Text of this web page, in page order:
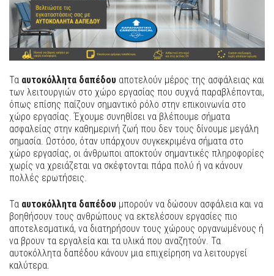
Τα αυτοκόλλητα δαπέδου αποτελούν μέρος της ασφάλειας και
των λειτουργιών στο χώρο εργασίας που συχνά παραβλέπονται,
όπως επίσης παίζουν σημαντικό ρόλο στην επικοινωνία στο
χώρο εργασίας. Έχουμε συνηθίσει να βλέπουμε σήματα
ασφαλείας στην καθημερινή ζωή που δεν τους δίνουμε μεγάλη
σημασία. Ωστόσο, όταν υπάρχουν συγκεκριμένα σήματα στο
χώρο εργασίας, οι άνθρωποι αποκτούν σημαντικές πληροφορίες
χωρίς να χρειάζεται να σκέφτονται πάρα πολύ ή να κάνουν
πολλές ερωτήσεις.
Τα αυτοκόλλητα δαπέδου μπορούν να δώσουν ασφάλεια και να
βοηθήσουν τους ανθρώπους να εκτελέσουν εργασίες πιο
αποτελεσματικά, να διατηρήσουν τους χώρους οργανωμένους ή
να βρουν τα εργαλεία και τα υλικά που αναζητούν. Τα
αυτοκόλλητα δαπέδου κάνουν μια επιχείρηση να λειτουργεί
καλύτερα.